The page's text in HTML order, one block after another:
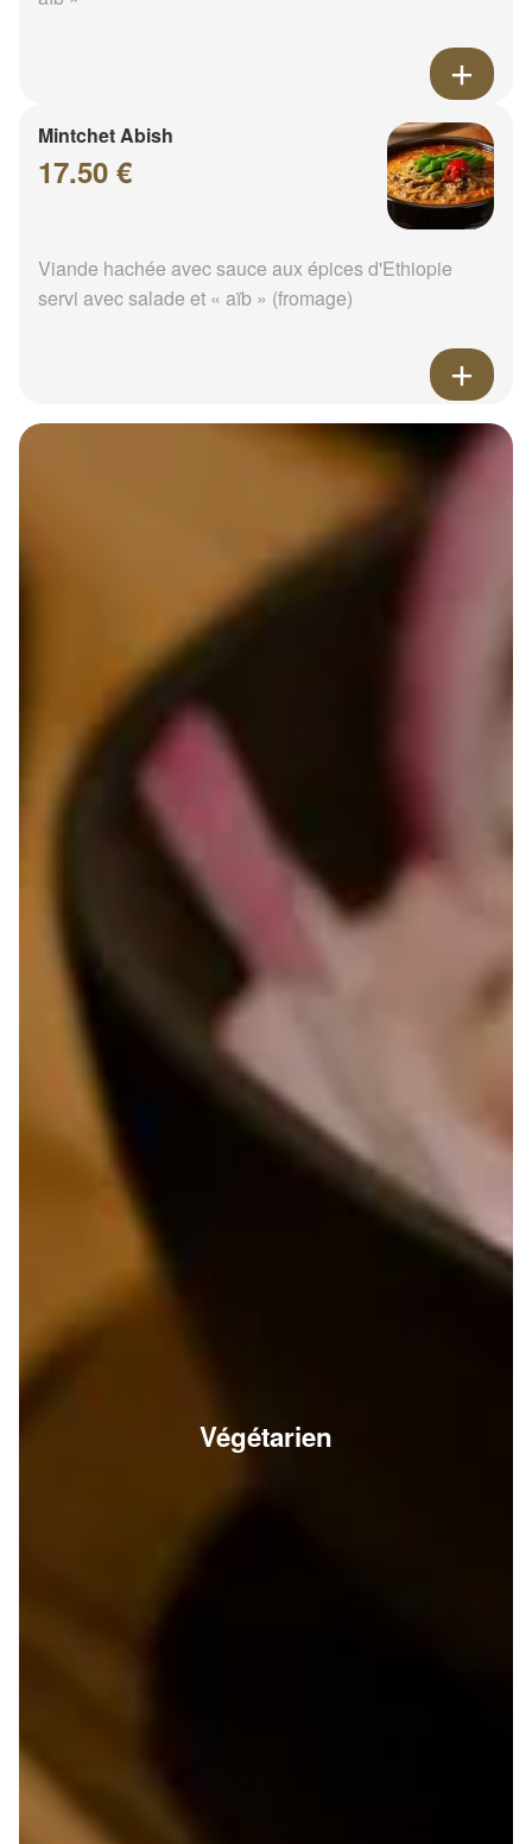
Mintchet Abish
17.50 €
Viande hachée avec sauce aux épices d'Ethiopie
servi avec salade et « aïb » (fromage)
Végétarien